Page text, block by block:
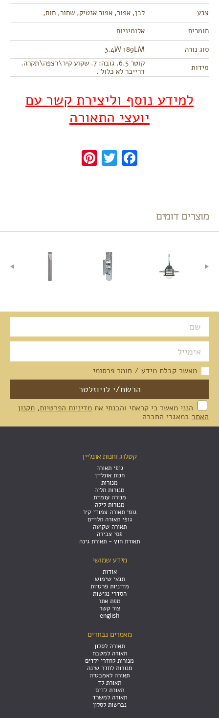
צבע
לבן, אפור, אפור אנטיק, שחור, חום,
חומרים
אלומיניום
סוג נורה
3.4W 189LM
מידות
קוטר 6.5. גובה: 7. שקוע קיר\רצפה\תקרה.
דרייבר לא כלול .
למידע נוסף וליצירת קשר עם
יועצי התאורה
Facebook
Twitter
Pinterest
מוצרים דומים
מאשר קבלת מידע / חומר פרסומי
הנני מאשר כי קראתי והבנתי את מדיניות הפרטיות, תקנון
האתר במאגרי החברה
קטלוג וחנות אונליין
גופי תאורה
חנות אונליין
מנורות
מנורות תליה
מנורה עומדת
מנורות לילה
גופי תאורה צמודי קיר
גופי תאורה תלויים
תאורה שקועה
פסי צבירה
תאורת חוץ - תאורת גינה
מידע שמושי
אודות
תנאי שימוש
מדיניות פרטיות
הסדרי נגישות
מפת אתר
צור קשר
english
מאמרים נבחרים
תאורה לסלון
תאורה למטבח
מנורות לחדרי ילדים
מנורות לחדר שינה
תאורה לאמבטיה
תאורת לד
תאורת לדים
תאורה למשרד
נברשות לסלון